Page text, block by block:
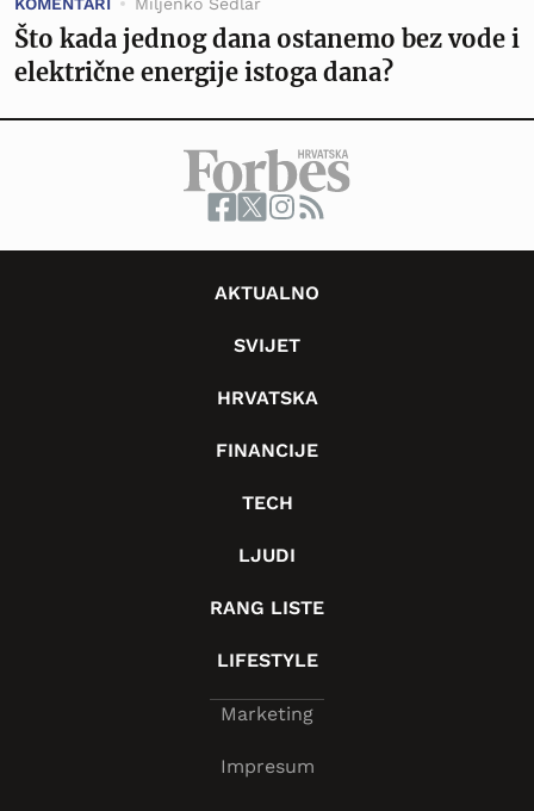
Što kada jednog dana ostanemo bez vode i
električne energije istoga dana?
AKTUALNO
SVIJET
HRVATSKA
FINANCIJE
TECH
LJUDI
RANG LISTE
LIFESTYLE
Marketing
Impresum